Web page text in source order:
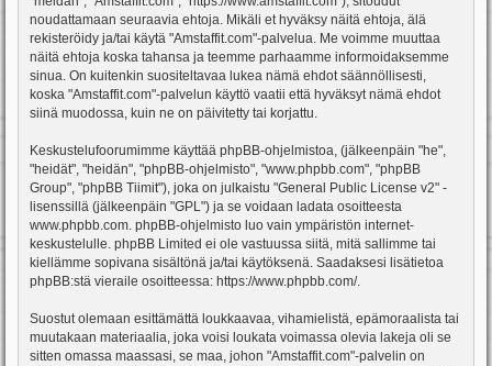
noudattamaan seuraavia ehtoja. Mikäli et hyväksy näitä ehtoja, älä
rekisteröidy ja/tai käytä "Amstaffit.com"-palvelua. Me voimme muuttaa
näitä ehtoja koska tahansa ja teemme parhaamme informoidaksemme
sinua. On kuitenkin suositeltavaa lukea nämä ehdot säännöllisesti,
koska "Amstaffit.com"-palvelun käyttö vaatii että hyväksyt nämä ehdot
siinä muodossa, kuin ne on päivitetty tai korjattu.
Keskustelufoorumimme käyttää phpBB-ohjelmistoa, (jälkeenpäin "he",
"heidät", "heidän", "phpBB-ohjelmisto", "www.phpbb.com", "phpBB
Group", "phpBB Tiimit"), joka on julkaistu "General Public License v2" -
lisenssillä (jälkeenpäin "GPL") ja se voidaan ladata osoitteesta
www.phpbb.com. phpBB-ohjelmisto luo vain ympäristön internet-
keskustelulle. phpBB Limited ei ole vastuussa siitä, mitä sallimme tai
kiellämme sopivana sisältönä ja/tai käytöksenä. Saadaksesi lisätietoa
phpBB:stä vieraile osoitteessa: https://www.phpbb.com/.
Suostut olemaan esittämättä loukkaavaa, vihamielistä, epämoraalista tai
muutakaan materiaalia, joka voisi loukata voimassa olevia lakeja oli se
sitten omassa maassasi, se maa, johon "Amstaffit.com"-palvelin on